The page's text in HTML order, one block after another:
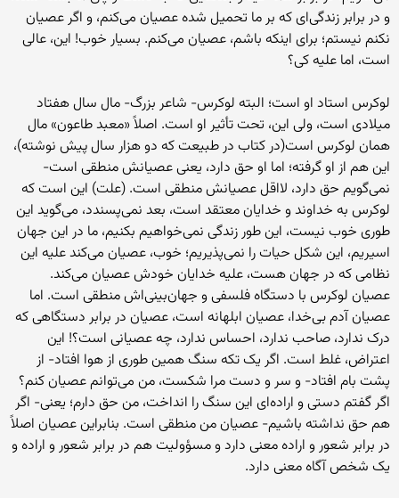
و در برابر زندگی‌ای که بر ما تحمیل شده عصیان می‌کنم، و اگر عصیان
نکنم نیستم؛ برای اینکه باشم، عصیان می‌کنم. بسیار خوب! این، عالی
است، اما علیه کی؟
لوکرس استاد او است؛ البته لوکرس- شاعر بزرگ- مال سال هفتاد
میلادی است، ولی این، تحت تأثیر او است. اصلاً «معبد طاعون» مال
همان لوکرس است(در کتاب در طبیعت که دو هزار سال پیش نوشته)،
این هم از او گرفته؛ اما او حق دارد، یعنی عصیانش منطقی است-
نمی‌گویم حق دارد، لااقل عصیانش منطقی است. (علت) این است که
لوکرس به خداوند و خدایان معتقد است، بعد نمی‌پسندد، می‌گوید این
طوری خوب نیست، این طور زندگی نمی‌خواهیم بکنیم، ما در این جهان
اسیریم، این شکل حیات را نمی‌پذیریم؛ خوب، عصیان می‌کند علیه این
نظامی که در جهان هست، علیه خدایان خودش عصیان می‌کند.
عصیان لوکرس با دستگاه فلسفی و جهان‌بینی‌اش منطقی است. اما
عصیان آدم بی‌خدا، عصیان ابلهانه است، عصیان در برابر دستگاهی که
درک ندارد، صاحب ندارد، احساس ندارد، چه عصیانی است؟! این
اعتراض، غلط است. اگر یک تکه سنگ همین طوری از هوا افتاد- از
پشت بام افتاد- و سر و دست مرا شکست، من می‌توانم عصیان کنم؟
اگر گفتم دستی و اراده‌ای این سنگ را انداخت، من حق دارم؛ یعنی- اگر
هم حق نداشته باشیم- عصیان من منطقی است. بنابراین عصیان اصلاً
در برابر شعور و اراده معنی دارد و مسؤولیت هم در برابر شعور و اراده و
یک شخص آگاه معنی دارد.